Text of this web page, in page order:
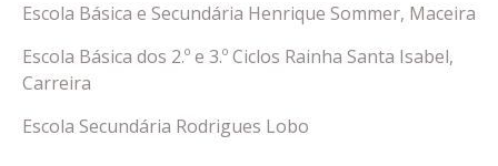
Escola Básica e Secundária Henrique Sommer, Maceira
Escola Básica dos 2.º e 3.º Ciclos Rainha Santa Isabel,
Carreira
Escola Secundária Rodrigues Lobo